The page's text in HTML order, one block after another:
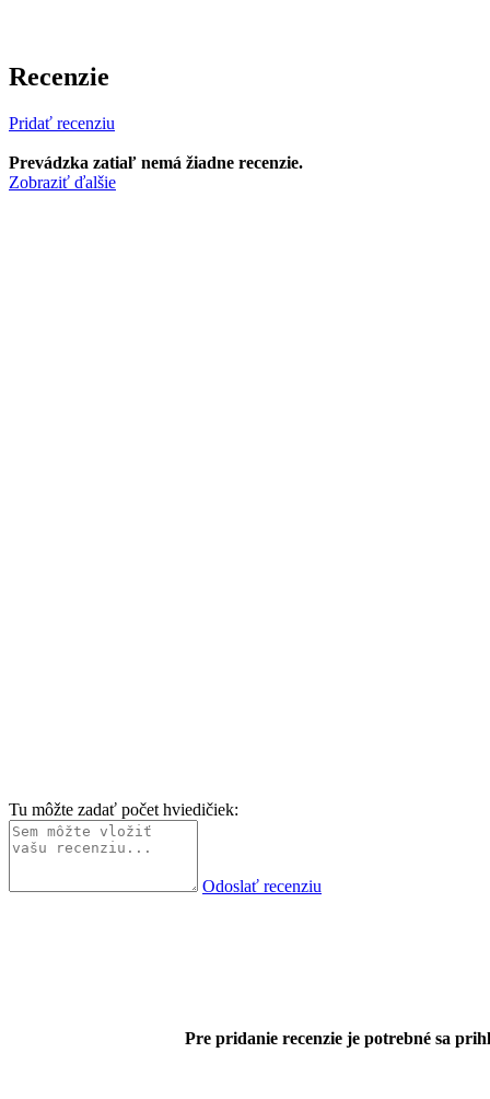
Recenzie
Pridať recenziu
Prevádzka zatiaľ nemá žiadne recenzie.
Zobraziť ďalšie
Tu môžte zadať počet hviedičiek:
Odoslať recenziu
Pre pridanie recenzie je potrebné sa